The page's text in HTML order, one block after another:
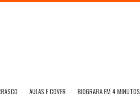
AULAS E COVER BIOGRAFIA EM 4 MINUTOS